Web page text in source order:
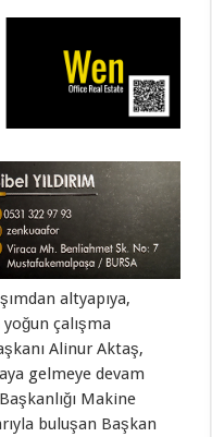
altyapıya,
çalışma
Alinur Aktaş,
gelmeye devam
Makine
buluşan Başkan